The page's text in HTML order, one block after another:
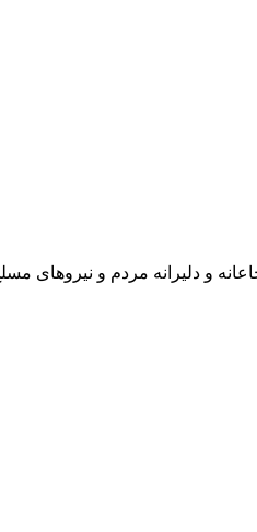
و دلیرانه مردم و نیروهای